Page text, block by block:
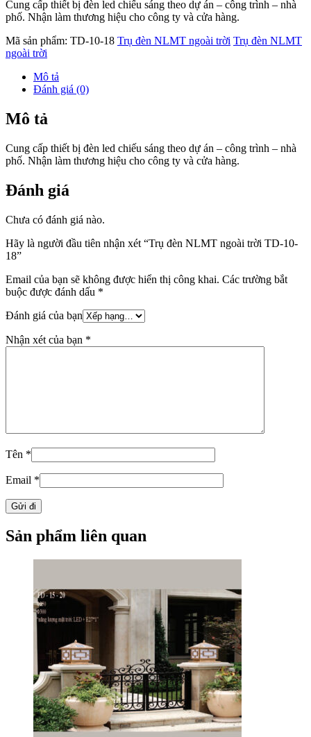
Cung cấp thiết bị đèn led chiếu sáng theo dự án – công trình – nhà
phố. Nhận làm thương hiệu cho công ty và cửa hàng.
Mã sản phẩm: TD-10-18 Trụ đèn NLMT ngoài trời Trụ đèn NLMT
ngoài trời
Mô tả
Đánh giá (0)
Mô tả
Cung cấp thiết bị đèn led chiếu sáng theo dự án – công trình – nhà
phố. Nhận làm thương hiệu cho công ty và cửa hàng.
Đánh giá
Chưa có đánh giá nào.
Hãy là người đầu tiên nhận xét “Trụ đèn NLMT ngoài trời TD-10-
18”
Email của bạn sẽ không được hiển thị công khai. Các trường bắt
buộc được đánh dấu *
Đánh giá của bạn
Nhận xét của bạn *
Tên *
Email *
Sản phẩm liên quan